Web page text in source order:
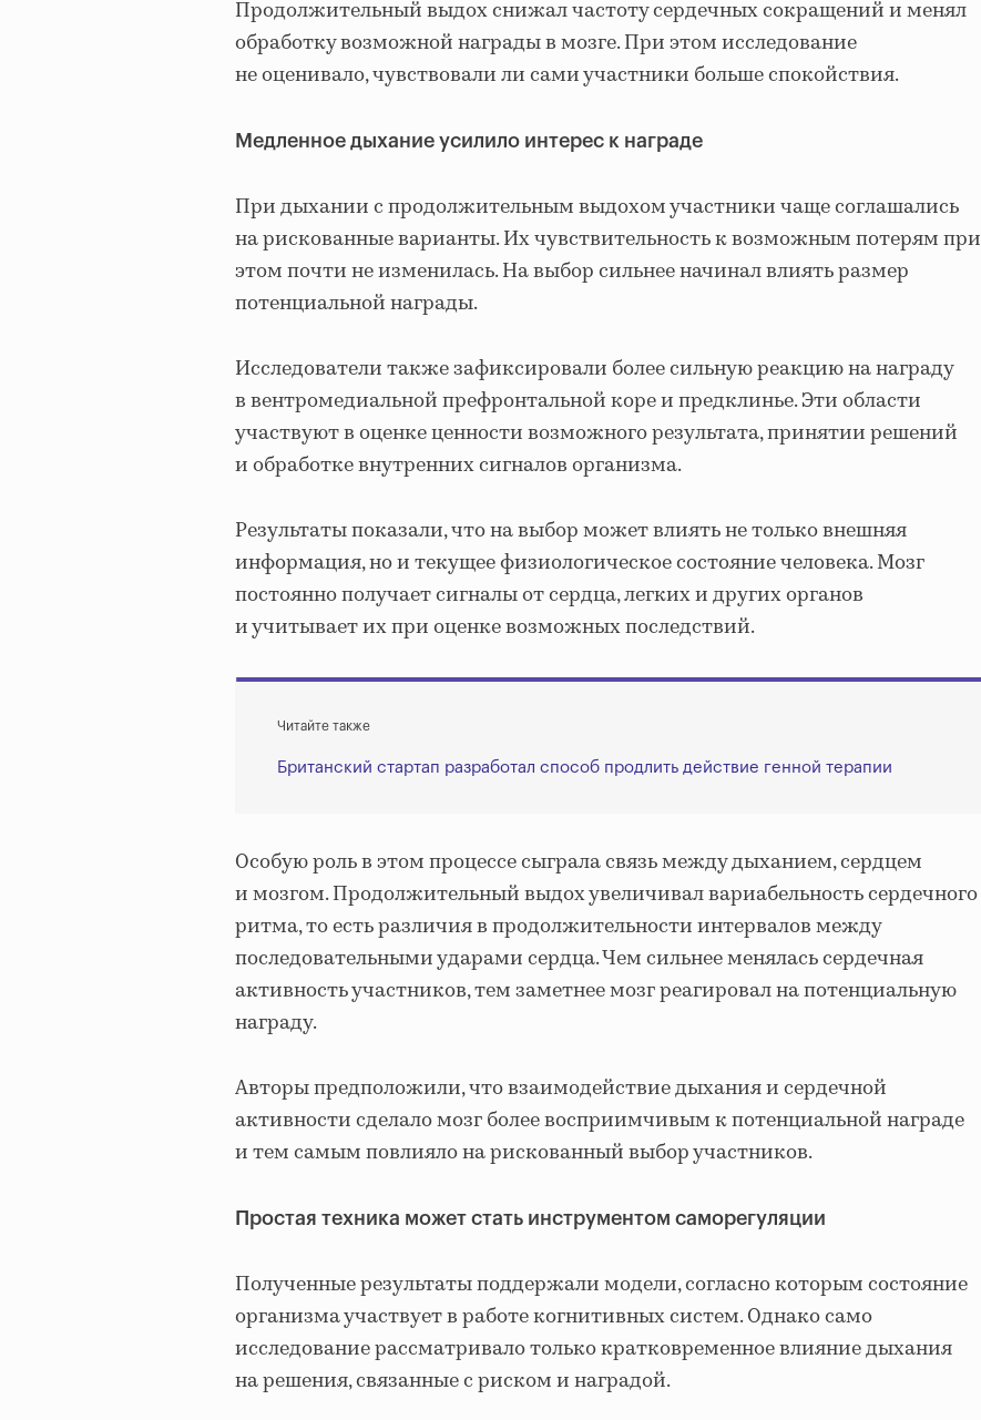
Продолжительный выдох снижал частоту сердечных сокращений и менял
обработку возможной награды в мозге. При этом исследование
не оценивало, чувствовали ли сами участники больше спокойствия.
Медленное дыхание усилило интерес к награде
При дыхании с продолжительным выдохом участники чаще соглашались
на рискованные варианты. Их чувствительность к возможным потерям при
этом почти не изменилась. На выбор сильнее начинал влиять размер
потенциальной награды.
Исследователи также зафиксировали более сильную реакцию на награду
в вентромедиальной префронтальной коре и предклинье. Эти области
участвуют в оценке ценности возможного результата, принятии решений
и обработке внутренних сигналов организма.
Результаты показали, что на выбор может влиять не только внешняя
информация, но и текущее физиологическое состояние человека. Мозг
постоянно получает сигналы от сердца, легких и других органов
и учитывает их при оценке возможных последствий.
Читайте также
Британский стартап разработал способ продлить действие генной терапии
Особую роль в этом процессе сыграла связь между дыханием, сердцем
и мозгом. Продолжительный выдох увеличивал вариабельность сердечного
ритма, то есть различия в продолжительности интервалов между
последовательными ударами сердца. Чем сильнее менялась сердечная
активность участников, тем заметнее мозг реагировал на потенциальную
награду.
Авторы предположили, что взаимодействие дыхания и сердечной
активности сделало мозг более восприимчивым к потенциальной награде
и тем самым повлияло на рискованный выбор участников.
Простая техника может стать инструментом саморегуляции
Полученные результаты поддержали модели, согласно которым состояние
организма участвует в работе когнитивных систем. Однако само
исследование рассматривало только кратковременное влияние дыхания
на решения, связанные с риском и наградой.